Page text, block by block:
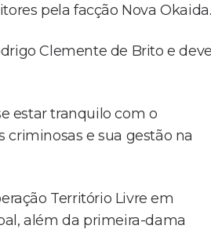
pela facção Nova Okaida.
Clemente de Brito e
estar tranquilo com o
e sua gestão na
Território Livre em
além da primeira-dama